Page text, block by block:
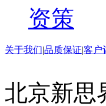
资策
关于我们|品质保证|客户
北京新